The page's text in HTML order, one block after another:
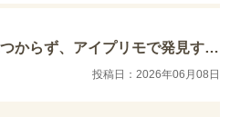
私の指輪はプラチナで幅3mm程度、ダイヤ3個付…
投稿日：2026年06月08日